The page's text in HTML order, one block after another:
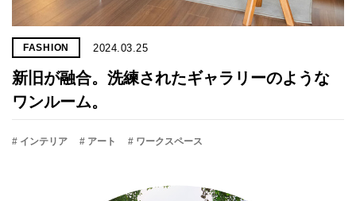
FASHION 2024.03.25
新旧が融合。洗練されたギャラリーのような
ワンルーム。
# インテリア # アート # ワークスペース